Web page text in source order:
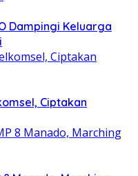
Dampingi Keluarga
Ciptakan